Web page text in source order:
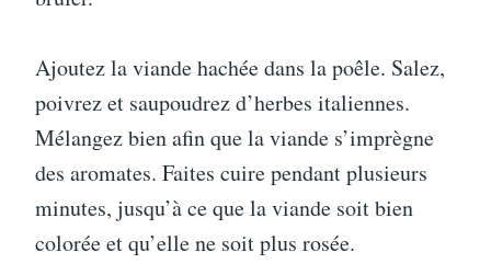
Ajoutez la viande hachée dans la poêle. Salez,
poivrez et saupoudrez d’herbes italiennes.
Mélangez bien afin que la viande s’imprègne
des aromates. Faites cuire pendant plusieurs
minutes, jusqu’à ce que la viande soit bien
colorée et qu’elle ne soit plus rosée.